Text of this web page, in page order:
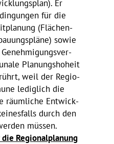
Er
für die
(Flächen­
sowie
Planungs­ho­heit
weil der Regio­
ledig­lich die
räum­liche Entwick­
durch den
müssen.
Regio­nal­pla­nung